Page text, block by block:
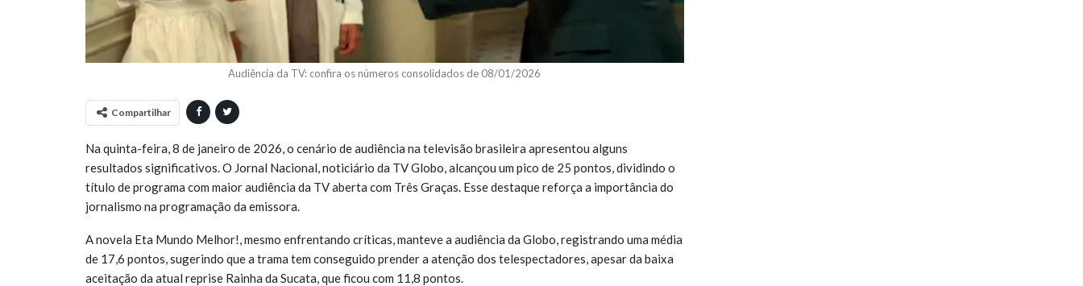
Audiência da TV: confira os números consolidados de 08/01/2026
Compartilhar
Na quinta-feira, 8 de janeiro de 2026, o cenário de audiência na televisão brasileira apresentou alguns
resultados significativos. O Jornal Nacional, noticiário da TV Globo, alcançou um pico de 25 pontos, dividindo o
título de programa com maior audiência da TV aberta com Três Graças. Esse destaque reforça a importância do
jornalismo na programação da emissora.
A novela Eta Mundo Melhor!, mesmo enfrentando críticas, manteve a audiência da Globo, registrando uma média
de 17,6 pontos, sugerindo que a trama tem conseguido prender a atenção dos telespectadores, apesar da baixa
aceitação da atual reprise Rainha da Sucata, que ficou com 11,8 pontos.